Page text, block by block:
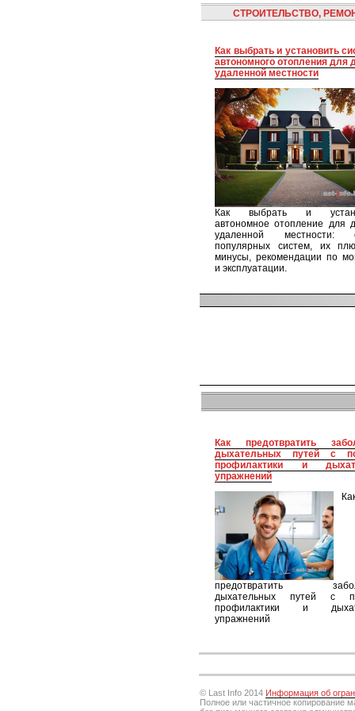
СТРОИТЕЛЬСТВО,
Как выбрать и установить систему
автономного отопления для
удаленной местности
Как выбрать и
автономное отопление для
удаленной местности:
популярных систем, их
минусы, рекомендации по
и эксплуатации.
Как предотвратить заболевания
дыхательных путей с
профилактики и
упражнений
предотвратить
дыхательных путей с
профилактики и
упражнений
© Last Info 2014 Информация об
Полное или частичное копирование